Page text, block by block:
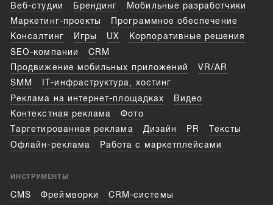
Веб-студии Брендинг
Мобильные разработчики
Маркетинг-проекты
Программное обеспечение
Консалтинг
Игры UX
Корпоративные решения
SEO-компании
CRM
Продвижение мобильных приложений
VR/AR
SMM
IT-инфраструктура, хостинг
Реклама на интернет-площадках
Видео
Контекстная реклама
Фото
Таргетированная реклама
Дизайн PR
Тексты
Офлайн-реклама
Работа с маркетплейсами
ИНСТРУМЕНТЫ
CMS Фреймворки
CRM-системы